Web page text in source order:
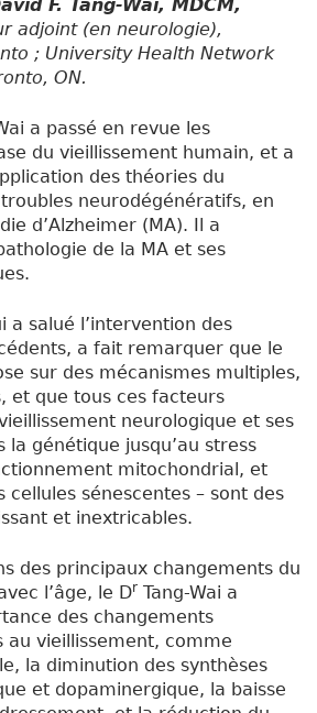
F. Tang-Wai, MDCM,
adjoint (en neurologie),
; University Health Network
ON.
a passé en revue les
du vieillissement humain, et a
des théories du
neurodégénératifs, en
d’Alzheimer (MA). Il a
de la MA et ses
a salué l’intervention des
a fait remarquer que le
sur des mécanismes multiples,
et que tous ces facteurs
neurologique et ses
la génétique jusqu’au stress
mitochondrial, et
cellules sénescentes – sont des
et inextricables.
des principaux changements du
l’âge, le Dr Tang-Wai a
des changements
au vieillissement, comme
la diminution des synthèses
et dopaminergique, la baisse